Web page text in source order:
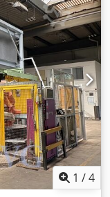
1 /4